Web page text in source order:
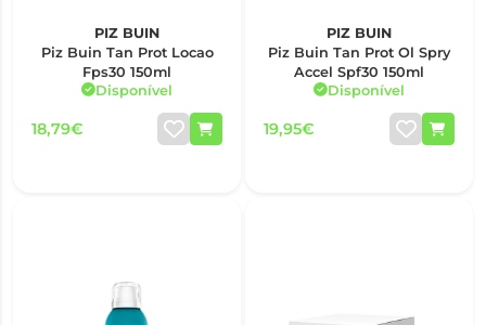
PIZ BUIN
Piz Buin Tan Prot Locao
Fps30 150ml
Disponível
18,79€
PIZ BUIN
Piz Buin Tan Prot Ol Spry
Accel Spf30 150ml
Disponível
19,95€